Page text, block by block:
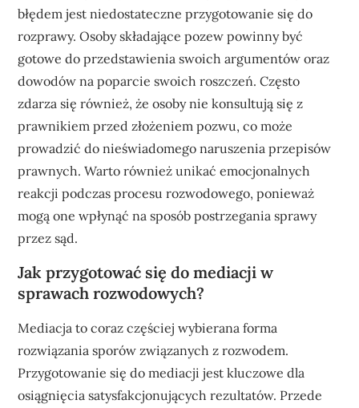
błędem jest niedostateczne przygotowanie się do
rozprawy. Osoby składające pozew powinny być
gotowe do przedstawienia swoich argumentów oraz
dowodów na poparcie swoich roszczeń. Często
zdarza się również, że osoby nie konsultują się z
prawnikiem przed złożeniem pozwu, co może
prowadzić do nieświadomego naruszenia przepisów
prawnych. Warto również unikać emocjonalnych
reakcji podczas procesu rozwodowego, ponieważ
mogą one wpłynąć na sposób postrzegania sprawy
przez sąd.
Jak przygotować się do mediacji w
sprawach rozwodowych?
Mediacja to coraz częściej wybierana forma
rozwiązania sporów związanych z rozwodem.
Przygotowanie się do mediacji jest kluczowe dla
osiągnięcia satysfakcjonujących rezultatów. Przede